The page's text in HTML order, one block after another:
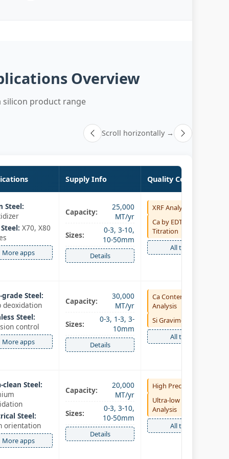
Overview
silicon product range
Scroll horizontally →
Supply Info Quality Control
Steel:
X70, X80
More apps
Capacity:
25,000
MT/yr
Sizes:
0-3, 3-10,
10-50mm
Details
XRF Analysis
Ca by EDTA
Titration
All tests
grade Steel:
deoxidation
Steel:
control
More apps
Capacity:
30,000
MT/yr
Sizes:
0-3, 1-3, 3-
10mm
Details
Ca Content
Analysis
Si Gravimetric
All tests
clean Steel:
Steel:
orientation
More apps
Capacity:
20,000
MT/yr
Sizes:
0-3, 3-10,
10-50mm
Details
High Precision XRF
Ultra-low Al
Analysis
All tests